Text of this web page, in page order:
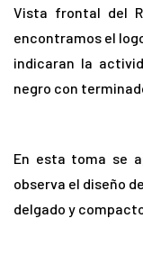
Vista frontal del
encontramos el
indicaran la
negro con
En esta toma se
observa el diseño
delgado y